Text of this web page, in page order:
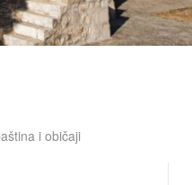
i običaji